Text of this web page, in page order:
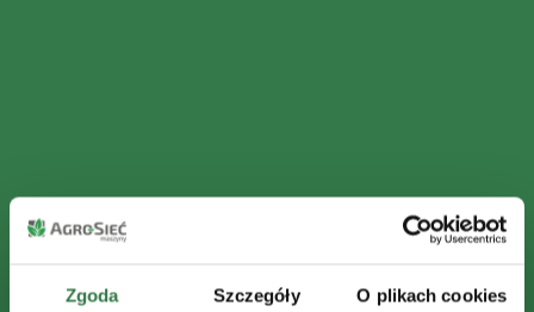
Zgoda Szczegóły O plikach cookies